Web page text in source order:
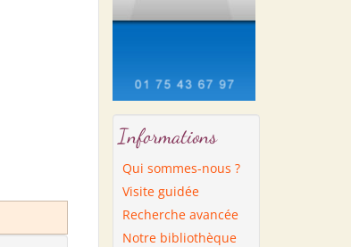
Informations
Qui sommes-nous ?
Visite guidée
Recherche avancée
Notre bibliothèque